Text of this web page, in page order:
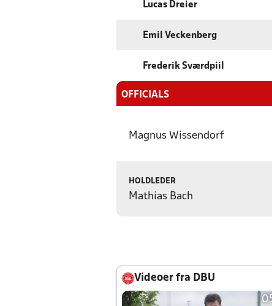
Lucas Dreier
Emil Veckenberg
Frederik Sværdpiil
OFFICIALS
Magnus Wissendorf
HOLDLEDER
Mathias Bach
Videoer fra DBU